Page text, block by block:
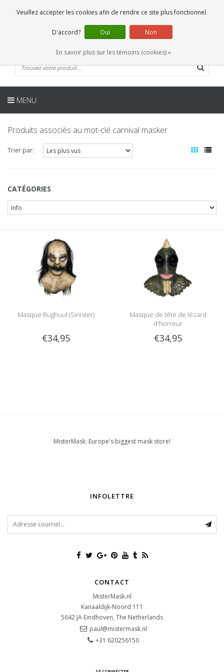
0 Articles
FR
MENU
Produits associés au mot-clé carnival masker
Trier par:
CATÉGORIES
Masque Bughuul (Sinister)
€34,95
Masque de tête de lézard
d'horreur
€34,95
MisterMask: Europe's biggest mask store!
INFOLETTRE
CONTACT
MisterMask.nl
Kanaaldijk-Noord 111
5642 JA Eindhoven, The Netherlands
paul@mistermask.nl
+31 620256150
Veuillez accepter les cookies afin de rendre ce site plus fonctionnel.
D'accord? Oui Non
En savoir plus sur les témoins (cookies) »